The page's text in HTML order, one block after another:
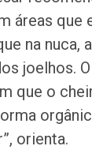
áreas que
na nuca,
joelhos.
que o
orienta.